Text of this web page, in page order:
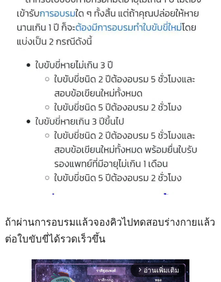
ถ้าผ่านการอบรมแล้วจองคิวไปทดสอบร่างกายแล้ว
ต่อใบขับขี่ได้รวดเร็วขึ้น
arrow_forward_ios อ่านเพิ่มเติม